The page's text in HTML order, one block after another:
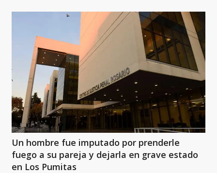
Un hombre fue imputado por prenderle
fuego a su pareja y dejarla en grave estado
en Los Pumitas